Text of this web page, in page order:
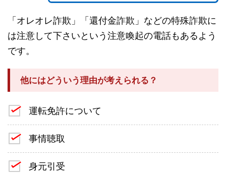
「オレオレ詐欺」「還付金詐欺」などの特殊詐欺に
は注意して下さいという注意喚起の電話もあるよう
です。
他にはどういう理由が考えられる？
運転免許について
事情聴取
身元引受